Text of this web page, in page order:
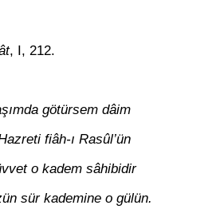
, I, 212.
götürsem dâim
fiâh-ı Rasûl’ün
o kadem sâhibidir
sür kademine o gülün.